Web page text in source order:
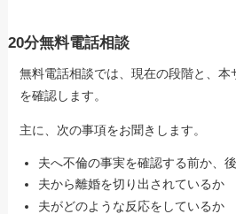
20分無料電話相談
無料電話相談では、現在の段階と、
を確認します。
主に、次の事項をお聞きします。
夫へ不倫の事実を確認する前か、
夫から離婚を切り出されているか
夫がどのような反応をしているか